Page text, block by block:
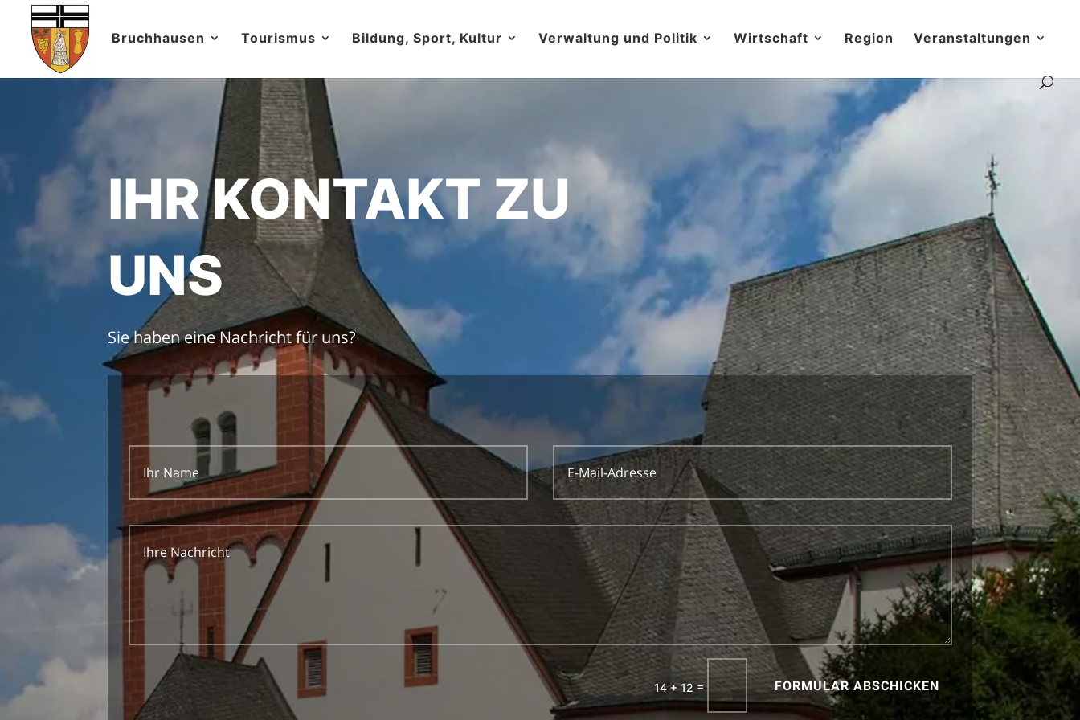
Bruchhausen Tourismus Bildung, Sport, Kultur Verwaltung und Politik Wirtschaft Region Veranstaltungen
IHR KONTAKT ZU
UNS
Sie haben eine Nachricht für uns?
14 + 12= FORMULAR ABSCHICKEN
Alternative: